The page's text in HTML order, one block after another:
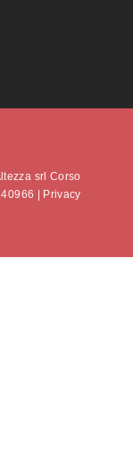
srl Corso
|
Privacy